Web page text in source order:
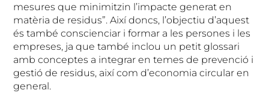
mesures que minimitzin l’impacte generat en
matèria de residus”. Així doncs, l’objectiu d’aquest
és també conscienciar i formar a les persones i les
empreses, ja que també inclou un petit glossari
amb conceptes a integrar en temes de prevenció i
gestió de residus, així com d’economia circular en
general.